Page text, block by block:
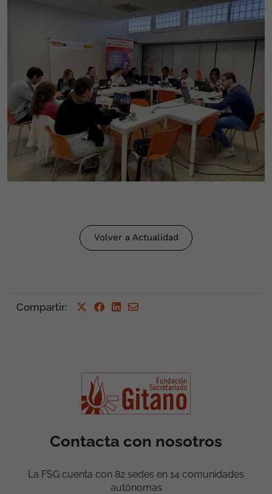
Volver a Actualidad
Compartir:
Contacta con nosotros
La FSG cuenta con 82 sedes en 14 comunidades
autónomas